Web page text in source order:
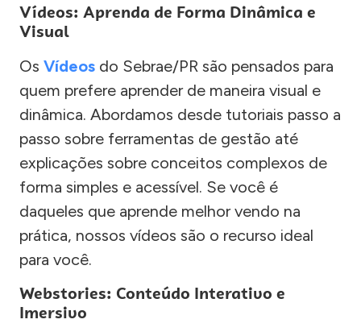
Vídeos: Aprenda de Forma Dinâmica e
Visual
Os Vídeos do Sebrae/PR são pensados para
quem prefere aprender de maneira visual e
dinâmica. Abordamos desde tutoriais passo a
passo sobre ferramentas de gestão até
explicações sobre conceitos complexos de
forma simples e acessível. Se você é
daqueles que aprende melhor vendo na
prática, nossos vídeos são o recurso ideal
para você.
Webstories: Conteúdo Interativo e
Imersivo